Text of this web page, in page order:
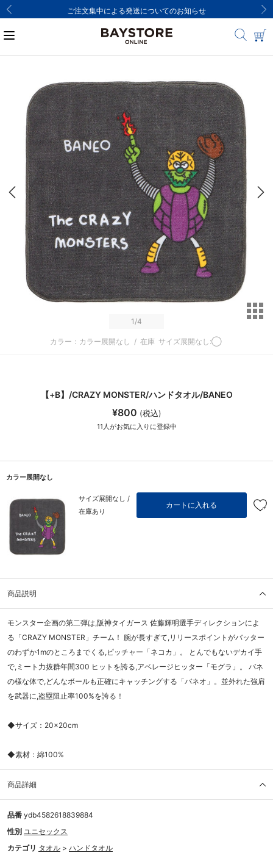
ご注文集中による発送についてのお知らせ
1/4
カラー：カラー展開なし / 在庫 サイズ展開なし:◯
【+B】/CRAZY MONSTER/ハンドタオル/BANEO
¥800 (税込)
11 人がお気に入りに登録中
カラー展開なし
サイズ展開なし /
在庫あり
カートに入れる
商品説明
モンスター企画の第二弾は,阪神タイガース 佐藤輝明選手ディレクションによ
る「CRAZY MONSTER」チーム！ 腕が長すぎて,リリースポイントがバッター
のわずか1mのところまでくる,ピッチャー「ネコカ」。 とんでもないデカイ手
で,ミート力抜群年間300 ヒットを誇る,アベレージヒッター「モグラ」。 バネ
の様な体で,どんなボールも正確にキャッチングする「バネオ」。並外れた強肩
を武器に,盗塁阻止率100%を誇る！
◆サイズ：20×20cm
◆素材：綿100%
商品詳細
品番 ydb4582618839884
性別 ユニセックス
カテゴリ タオル > ハンドタオル